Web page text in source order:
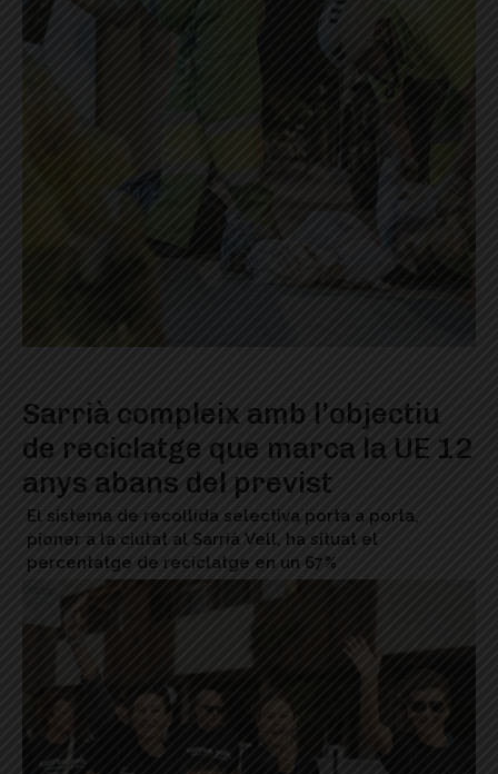
Sarrià compleix amb l’objectiu
de reciclatge que marca la UE 12
anys abans del previst
El sistema de recollida selectiva porta a porta,
pioner a la ciutat al Sarrià Vell, ha situat el
percentatge de reciclatge en un 67%